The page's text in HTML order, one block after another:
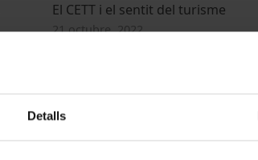
Detalls
El CETT i el sentit del turisme
21 octubre, 2022